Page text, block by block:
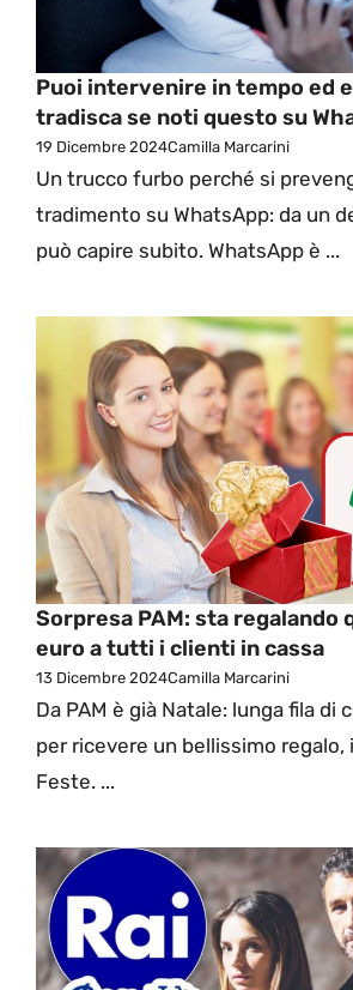
Puoi intervenire in tempo ed
tradisca se noti questo su
19 Dicembre 2024Camilla Marcarini
Un trucco furbo perché si
tradimento su WhatsApp: da un
può capire subito. WhatsApp è ...
Sorpresa PAM: sta regalando
euro a tutti i clienti in cassa
13 Dicembre 2024Camilla Marcarini
Da PAM è già Natale: lunga fila di
per ricevere un bellissimo regalo,
Feste. ...